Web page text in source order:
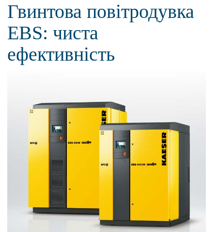
Гвинтова повітродувка
ЕBS: чиста
ефективність